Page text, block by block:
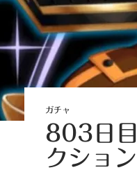
ガチャ
803日
クショ